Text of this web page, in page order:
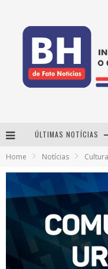
ÚLTIMAS NOTÍCIAS
Home Notícias Cultura